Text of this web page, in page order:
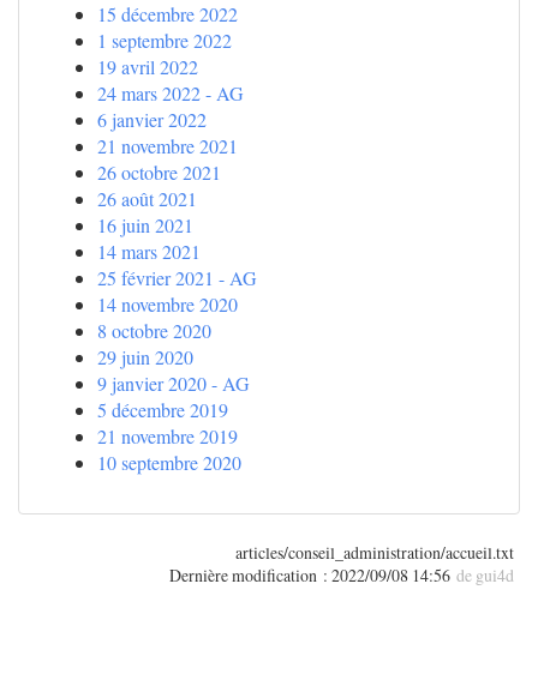
15 décembre 2022
1 septembre 2022
19 avril 2022
24 mars 2022 - AG
6 janvier 2022
21 novembre 2021
26 octobre 2021
26 août 2021
16 juin 2021
14 mars 2021
25 février 2021 - AG
14 novembre 2020
8 octobre 2020
29 juin 2020
9 janvier 2020 - AG
5 décembre 2019
21 novembre 2019
10 septembre 2020
articles/conseil_administration/accueil.txt
Dernière modification : 2022/09/08 14:56 de gui4d